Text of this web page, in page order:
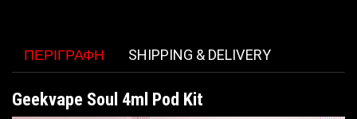
ΠΕΡΙΓΡΑΦΉ SHIPPING & DELIVERY
Geekvape Soul 4ml Pod Kit